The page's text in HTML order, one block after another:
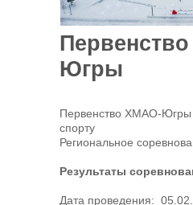
Югры
Первенство ХМАО-Югры
спорту
Региональное
Результаты
Дата проведения: